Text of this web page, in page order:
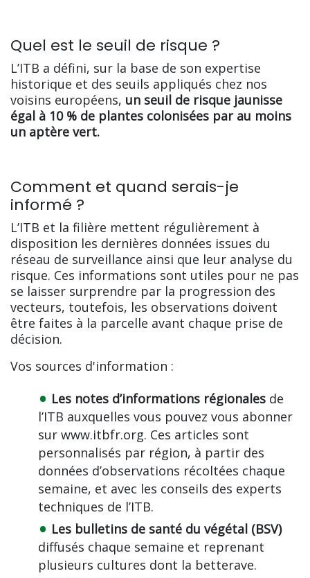
Quel est le seuil de risque ?
L’ITB a défini, sur la base de son expertise
historique et des seuils appliqués chez nos
voisins européens, un seuil de risque jaunisse
égal à 10 % de plantes colonisées par au moins
un aptère vert.
Comment et quand serais-je
informé ?
L’ITB et la filière mettent régulièrement à
disposition les dernières données issues du
réseau de surveillance ainsi que leur analyse du
risque. Ces informations sont utiles pour ne pas
se laisser surprendre par la progression des
vecteurs, toutefois, les observations doivent
être faites à la parcelle avant chaque prise de
décision.
Vos sources d'information :
Les notes d’informations régionales de
l’ITB auxquelles vous pouvez vous abonner
sur www.itbfr.org. Ces articles sont
personnalisés par région, à partir des
données d’observations récoltées chaque
semaine, et avec les conseils des experts
techniques de l’ITB.
Les bulletins de santé du végétal (BSV)
diffusés chaque semaine et reprenant
plusieurs cultures dont la betterave.